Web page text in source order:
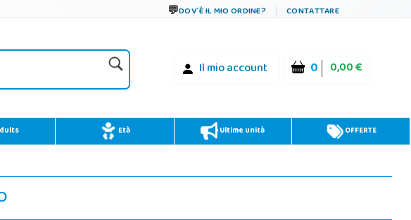
DOV´È IL MIO ORDINE? CONTATTARE
Il mio account 0 0,00 €
Età Ultime unità OFFERTE